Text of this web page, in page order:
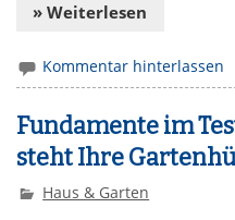
» Weiterlesen
Kommentar hinterlassen
Fundamente im
steht Ihre
Haus & Garten